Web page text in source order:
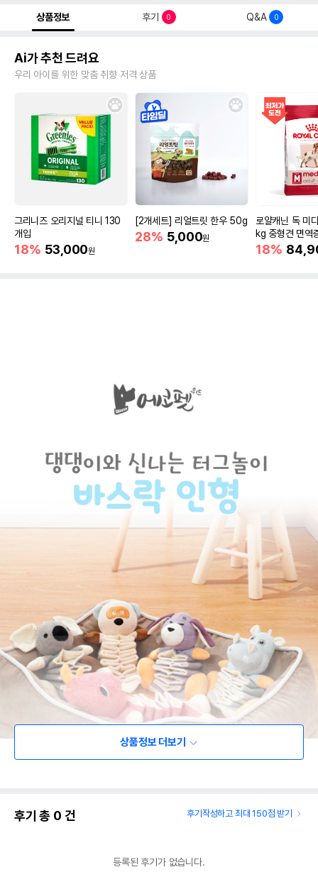
상품정보 후기 0 Q&A 0
Ai가 추천 드려요
우리 아이를 위한 맞춤 취향 저격 상품
그리니즈 오리지널 티니 130
개입
18% 53,000원
[2개세트] 리얼트릿 한우 50g
28% 5,000원
로얄캐닌 독 미
kg 중형견 면역
18%
상품정보 더보기
후기 총 0 건 후기작성하고 최대 150점 받기
등록된 후기가 없습니다.